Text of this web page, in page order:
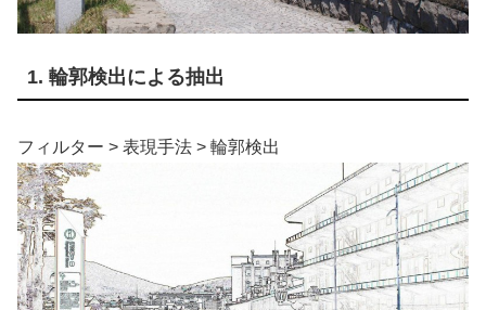
1. 輪郭検出による抽出
フィルター > 表現手法 > 輪郭検出